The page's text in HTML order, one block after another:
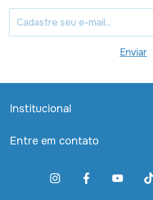
Institucional
Entre em contato